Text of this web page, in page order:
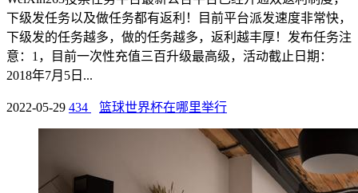
下级发任务以及做任务都有返利！目前平台派发速度非常快，
下级发的任务越多，做的任务越多，返利越丰厚！发布任务注
意：1，目前一次性充值三百升级最高级，活动截止日期：
2018年7月5日...
2022-05-29 434 篮球世界杯在哪里举行